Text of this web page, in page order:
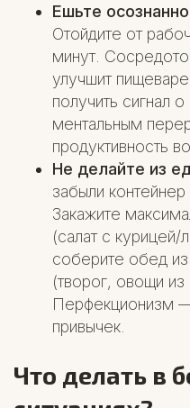
Ешьте
Отойдите от
минут.
улучшит
получить сигнал
ментальным
продуктивность
Не делайте из
забыли
Закажите
(салат с
соберите обед
(творог, овощи из
Перфекционизм
привычек.
Что делать в